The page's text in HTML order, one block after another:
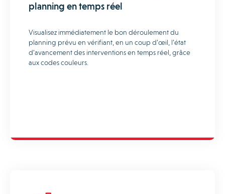
planning en temps réel
Visualisez immédiatement le bon déroulement du
planning prévu en vérifiant, en un coup d’œil, l’état
d’avancement des interventions en temps réel, grâce
aux codes couleurs.